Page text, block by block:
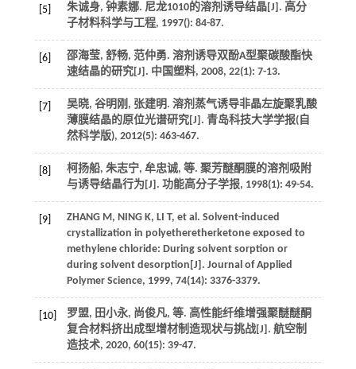
[5] 朱诚身, 钟素娜. 尼龙1010的溶剂诱导结晶[J]. 高分
子材料科学与工程, 1997(): 84-87.
[6]
邵海莹, 舒畅, 范仲勇. 溶剂诱导双酚A型聚碳酸酯快
速结晶的研究[J]. 中国塑料, 2008, 22(1): 7-13.
[7]
吴晓, 谷明刚, 张建明. 溶剂蒸气诱导非晶左旋聚乳酸
薄膜结晶的原位光谱研究[J]. 青岛科技大学学报(自
然科学版), 2012(5): 463-467.
[8] 柯扬船, 朱志宁, 牟忠诚, 等. 聚芳醚酮膜的溶剂吸附
与诱导结晶行为[J]. 功能高分子学报, 1998(1): 49-54.
[9] ZHANG M, NING K, LI T, et al . Solvent-induced
crystallization in polyetheretherketone exposed to
methylene chloride: During solvent sorption or
during solvent desorption[J]. Journal of Applied
Polymer Science, 1999, 74(14): 3376-3379.
[10] 罗盟, 田小永, 尚俊凡, 等. 高性能纤维增强聚醚醚酮
复合材料挤出成型增材制造现状与挑战[J]. 航空制
造技术, 2020, 60(15): 39-47.